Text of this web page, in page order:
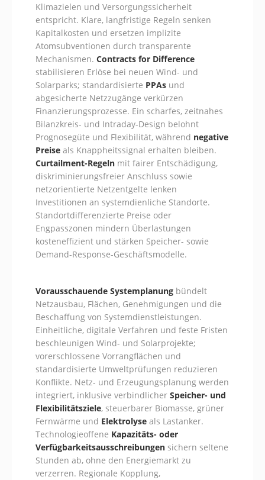
Klimazielen und Versorgungssicherheit
entspricht. Klare, langfristige Regeln senken
Kapitalkosten und ersetzen implizite
Atomsubventionen durch transparente
Mechanismen. Contracts for Difference
stabilisieren Erlöse bei neuen Wind- und
Solarparks; standardisierte PPAs und
abgesicherte Netzzugänge verkürzen
Finanzierungsprozesse. Ein scharfes, zeitnahes
Bilanzkreis- und Intraday-Design belohnt
Prognosegüte und Flexibilität, während negative
Preise als Knappheitssignal erhalten bleiben.
Curtailment-Regeln mit fairer Entschädigung,
diskriminierungsfreier Anschluss sowie
netzorientierte Netzentgelte lenken
Investitionen an systemdienliche Standorte.
Standortdifferenzierte Preise oder
Engpasszonen mindern Überlastungen
kosteneffizient und stärken Speicher- sowie
Demand-Response-Geschäftsmodelle.
Vorausschauende Systemplanung bündelt
Netzausbau, Flächen, Genehmigungen und die
Beschaffung von Systemdienstleistungen.
Einheitliche, digitale Verfahren und feste Fristen
beschleunigen Wind- und Solarprojekte;
vorerschlossene Vorrangflächen und
standardisierte Umweltprüfungen reduzieren
Konflikte. Netz- und Erzeugungsplanung werden
integriert, inklusive verbindlicher Speicher- und
Flexibilitätsziele, steuerbarer Biomasse, grüner
Fernwärme und Elektrolyse als Lastanker.
Technologieoffene Kapazitäts- oder
Verfügbarkeitsausschreibungen sichern seltene
Stunden ab, ohne den Energiemarkt zu
verzerren. Regionale Kopplung,